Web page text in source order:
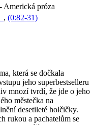
Americká próza
, (0:82-31)
která se dočkala
jeho superbestselleru
mnozí tvrdí, že jde o jeho
městečka na
desetileté holčičky.
rukou a pachatelům se